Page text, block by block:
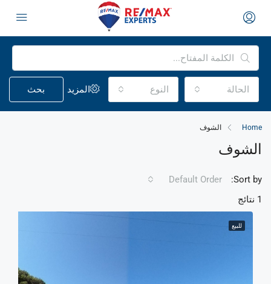
الحالة النوع المزيد بحث
Home الشوف
الشوف
1 نتائج
Sort by:
Default Order
للبيع